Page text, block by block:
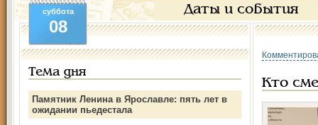
Даты и события
суббота
08
Тема дня
Памятник Ленина в Ярославле: пять лет в
ожидании пьедестала
Кто